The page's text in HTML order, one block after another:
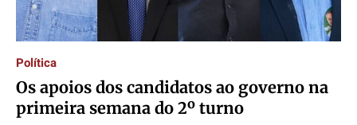
Política
Os apoios dos candidatos ao governo na
primeira semana do 2º turno